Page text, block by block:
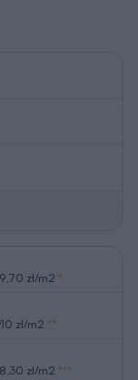
zł/m2 *
zł/m2 **
zł/m2 ***